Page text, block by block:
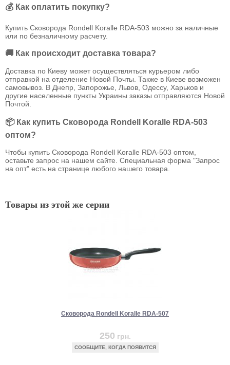
💰 Как оплатить покупку?
Купить Сковорода Rondell Koralle RDA-503 можно за наличные
или по безналичному расчету.
🚚 Как происходит доставка товара?
Доставка по Киеву может осуществляться курьером либо
отправкой на отделение Новой Почты. Также в Киеве возможен
самовывоз. В Днепр, Запорожье, Львов, Одессу, Харьков и
другие населенные пункты Украины заказы отправляются Новой
Почтой.
📦 Как купить Сковорода Rondell Koralle RDA-503
оптом?
Чтобы купить Сковорода Rondell Koralle RDA-503 оптом,
оставьте запрос на нашем сайте. Специальная форма "Запрос
на опт" есть на странице любого нашего товара.
Товары из этой же серии
Сковорода Rondell Koralle RDA-507
250 грн.
СООБЩИТЕ, КОГДА ПОЯВИТСЯ